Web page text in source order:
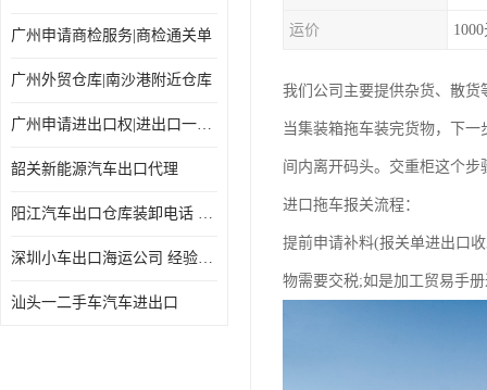
广州申请商检服务|商检通关单
广州外贸仓库|南沙港附近仓库
广州申请进出口权|进出口一站式
韶关新能源汽车出口代理
阳江汽车出口仓库装卸电话 经验丰富
深圳小车出口海运公司 经验丰富
汕头一二手车汽车进出口
运价
我们公司主要提供杂货、散
当集装箱拖车装完货物，下
间内离开码头。交重柜这个
进口拖车报关流程：
提前申请补料(报关单进出口
物需要交税;如是加工贸易手